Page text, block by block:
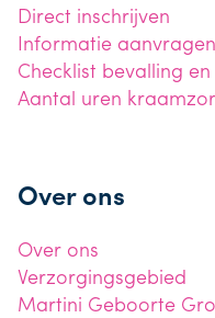
Direct inschrijven
Informatie aanvragen
Checklist bevalling
Aantal uren
Over ons
Over ons
Verzorgingsgebied
Martini Geboorte